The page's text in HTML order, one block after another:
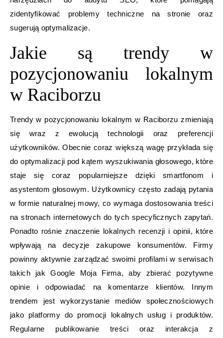
zidentyfikować problemy techniczne na stronie oraz
sugerują optymalizacje.
Jakie są trendy w
pozycjonowaniu lokalnym
w Raciborzu
Trendy w pozycjonowaniu lokalnym w Raciborzu zmieniają
się wraz z ewolucją technologii oraz preferencji
użytkowników. Obecnie coraz większą wagę przykłada się
do optymalizacji pod kątem wyszukiwania głosowego, które
staje się coraz popularniejsze dzięki smartfonom i
asystentom głosowym. Użytkownicy często zadają pytania
w formie naturalnej mowy, co wymaga dostosowania treści
na stronach internetowych do tych specyficznych zapytań.
Ponadto rośnie znaczenie lokalnych recenzji i opinii, które
wpływają na decyzje zakupowe konsumentów. Firmy
powinny aktywnie zarządzać swoimi profilami w serwisach
takich jak Google Moja Firma, aby zbierać pozytywne
opinie i odpowiadać na komentarze klientów. Innym
trendem jest wykorzystanie mediów społecznościowych
jako platformy do promocji lokalnych usług i produktów.
Regularne publikowanie treści oraz interakcja z